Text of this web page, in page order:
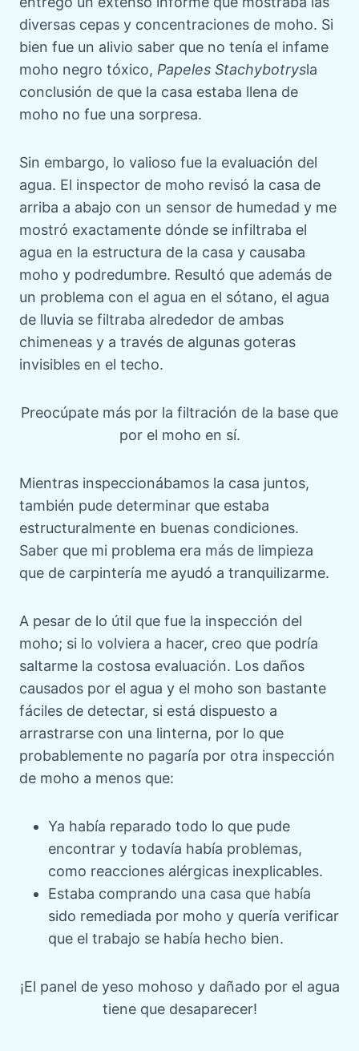
diversas cepas y concentraciones de moho. Si
bien fue un alivio saber que no tenía el infame
moho negro tóxico, Papeles Stachybotrysla
conclusión de que la casa estaba llena de
moho no fue una sorpresa.
Sin embargo, lo valioso fue la evaluación del
agua. El inspector de moho revisó la casa de
arriba a abajo con un sensor de humedad y me
mostró exactamente dónde se infiltraba el
agua en la estructura de la casa y causaba
moho y podredumbre. Resultó que además de
un problema con el agua en el sótano, el agua
de lluvia se filtraba alrededor de ambas
chimeneas y a través de algunas goteras
invisibles en el techo.
Preocúpate más por la filtración de la base que
por el moho en sí.
Mientras inspeccionábamos la casa juntos,
también pude determinar que estaba
estructuralmente en buenas condiciones.
Saber que mi problema era más de limpieza
que de carpintería me ayudó a tranquilizarme.
A pesar de lo útil que fue la inspección del
moho; si lo volviera a hacer, creo que podría
saltarme la costosa evaluación. Los daños
causados ​​por el agua y el moho son bastante
fáciles de detectar, si está dispuesto a
arrastrarse con una linterna, por lo que
probablemente no pagaría por otra inspección
de moho a menos que:
Ya había reparado todo lo que pude
encontrar y todavía había problemas,
como reacciones alérgicas inexplicables.
Estaba comprando una casa que había
sido remediada por moho y quería verificar
que el trabajo se había hecho bien.
¡El panel de yeso mohoso y dañado por el agua
tiene que desaparecer!